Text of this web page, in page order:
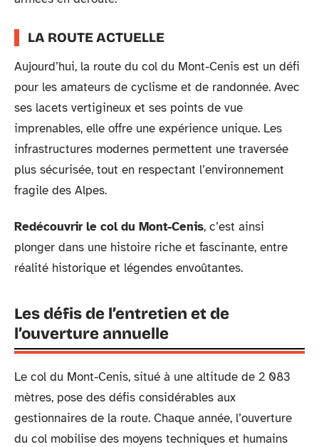
LA ROUTE ACTUELLE
Aujourd’hui, la route du col du Mont-Cenis est un défi
pour les amateurs de cyclisme et de randonnée. Avec
ses lacets vertigineux et ses points de vue
imprenables, elle offre une expérience unique. Les
infrastructures modernes permettent une traversée
plus sécurisée, tout en respectant l’environnement
fragile des Alpes.
Redécouvrir le col du Mont-Cenis, c’est ainsi
plonger dans une histoire riche et fascinante, entre
réalité historique et légendes envoûtantes.
Les défis de l’entretien et de
l’ouverture annuelle
Le col du Mont-Cenis, situé à une altitude de 2 083
mètres, pose des défis considérables aux
gestionnaires de la route. Chaque année, l’ouverture
du col mobilise des moyens techniques et humains